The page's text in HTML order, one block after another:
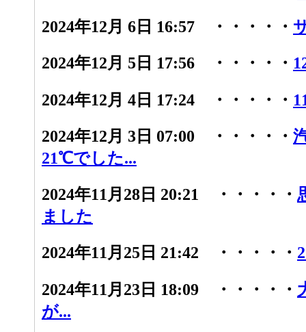
2024年12月 6日 16:57 ・・・・・
2024年12月 5日 17:56 ・・・・・
2024年12月 4日 17:24 ・・・・・
2024年12月 3日 07:00 ・・・・・
21℃でした...
2024年11月28日 20:21 ・・・・・
ました
2024年11月25日 21:42 ・・・・・
2024年11月23日 18:09 ・・・・・
が...